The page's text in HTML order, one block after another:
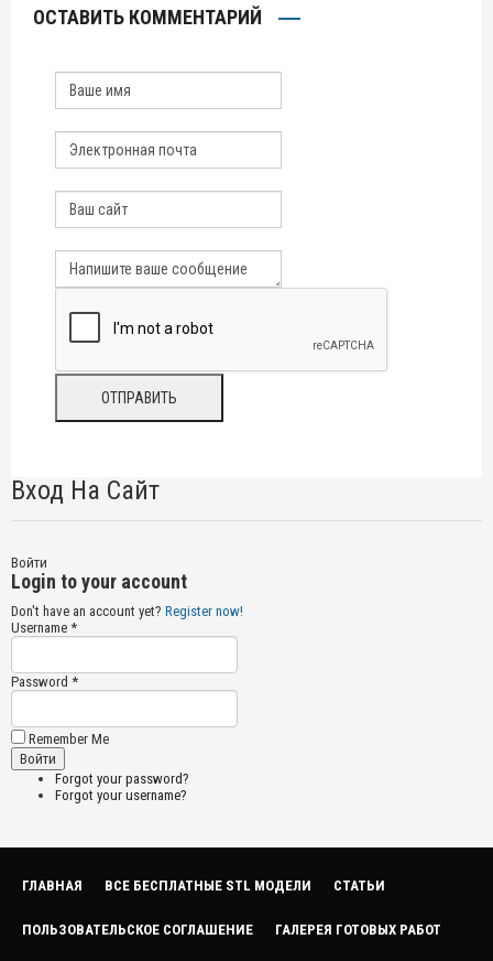
ОСТАВИТЬ КОММЕНТАРИЙ
Вход На Сайт
Войти
Login to your account
Don't have an account yet? Register now!
Username *
Password *
Remember Me
Forgot your password?
Forgot your username?
ГЛАВНАЯ ВСЕ БЕСПЛАТНЫЕ STL МОДЕЛИ СТАТЬИ
ПОЛЬЗОВАТЕЛЬСКОЕ СОГЛАШЕНИЕ ГАЛЕРЕЯ ГОТОВЫХ РАБОТ